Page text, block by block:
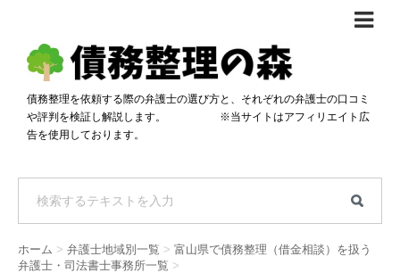
債務整理体験談
おすすめ
料金比較
自己破産・個人再生料金比較
過払い金料金比較
専門家の選び方
料金で選ぶ
分割・後払い可で選ぶ
法律事務所の方へ
債務整理を依頼する際の弁護士の選び方と、それぞれの弁護士の口コミ
や評判を検証し解説します。 ※当サイトはアフィリエイト広
告を使用しております。
ホーム > 弁護士地域別一覧 > 富山県で債務整理（借金相談）を扱う
弁護士・司法書士事務所一覧 >